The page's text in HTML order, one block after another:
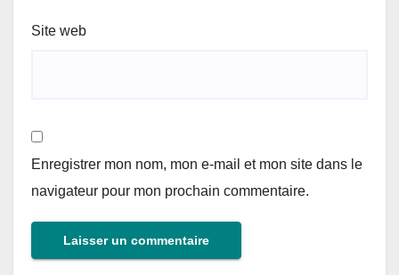
Site web
Enregistrer mon nom, mon e-mail et mon site dans le
navigateur pour mon prochain commentaire.